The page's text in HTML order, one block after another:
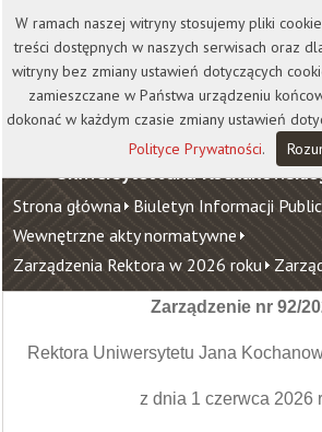
Kontakt Biblioteka
Wirtualna Uczelnia
Uniwersytet Jana
Strona główna Biuletyn Informacji
Wewnętrzne akty normatywne
Zarządzenia Rektora w 2026 roku
Zarządzenie nr 92/
Rektora Uniwersytetu Jana
z dnia 1 czerwca 2026
W ramach naszej witryny stosujemy pliki
treści dostępnych w naszych serwisach oraz
witryny bez zmiany ustawień dotyczących
zamieszczane w Państwa urządzeniu
dokonać w każdym czasie zmiany ustawień
Polityce Prywatności.